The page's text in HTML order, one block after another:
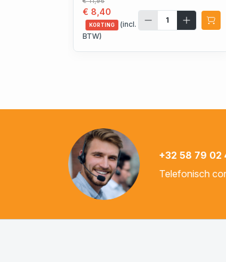
€ 8,40
KORTING
(incl.
BTW)
+32 58 79 02
Telefonisch